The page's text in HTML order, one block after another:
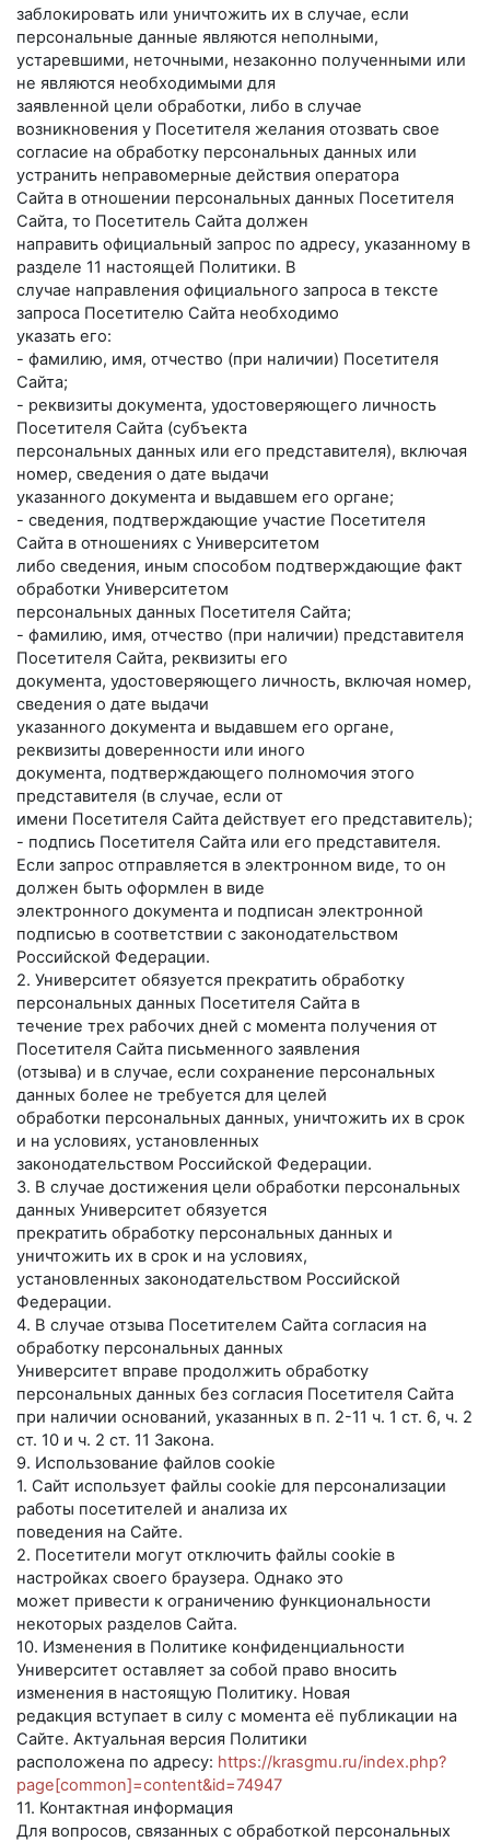
заблокировать или уничтожить их в случае, если
персональные данные являются неполными,
устаревшими, неточными, незаконно полученными или
не являются необходимыми для
заявленной цели обработки, либо в случае
возникновения у Посетителя желания отозвать свое
согласие на обработку персональных данных или
устранить неправомерные действия оператора
Сайта в отношении персональных данных Посетителя
Сайта, то Посетитель Сайта должен
направить официальный запрос по адресу, указанному в
разделе 11 настоящей Политики. В
случае направления официального запроса в тексте
запроса Посетителю Сайта необходимо
указать его:
- фамилию, имя, отчество (при наличии) Посетителя
Сайта;
- реквизиты документа, удостоверяющего личность
Посетителя Сайта (субъекта
персональных данных или его представителя), включая
номер, сведения о дате выдачи
указанного документа и выдавшем его органе;
- сведения, подтверждающие участие Посетителя
Сайта в отношениях с Университетом
либо сведения, иным способом подтверждающие факт
обработки Университетом
персональных данных Посетителя Сайта;
- фамилию, имя, отчество (при наличии) представителя
Посетителя Сайта, реквизиты его
документа, удостоверяющего личность, включая номер,
сведения о дате выдачи
указанного документа и выдавшем его органе,
реквизиты доверенности или иного
документа, подтверждающего полномочия этого
представителя (в случае, если от
имени Посетителя Сайта действует его представитель);
- подпись Посетителя Сайта или его представителя.
Если запрос отправляется в электронном виде, то он
должен быть оформлен в виде
электронного документа и подписан электронной
подписью в соответствии с законодательством
Российской Федерации.
2. Университет обязуется прекратить обработку
персональных данных Посетителя Сайта в
течение трех рабочих дней с момента получения от
Посетителя Сайта письменного заявления
(отзыва) и в случае, если сохранение персональных
данных более не требуется для целей
обработки персональных данных, уничтожить их в срок
и на условиях, установленных
законодательством Российской Федерации.
3. В случае достижения цели обработки персональных
данных Университет обязуется
прекратить обработку персональных данных и
уничтожить их в срок и на условиях,
установленных законодательством Российской
Федерации.
4. В случае отзыва Посетителем Сайта согласия на
обработку персональных данных
Университет вправе продолжить обработку
персональных данных без согласия Посетителя Сайта
при наличии оснований, указанных в п. 2-11 ч. 1 ст. 6, ч. 2
ст. 10 и ч. 2 ст. 11 Закона.
9. Использование файлов cookie
1. Сайт использует файлы cookie для персонализации
работы посетителей и анализа их
поведения на Сайте.
2. Посетители могут отключить файлы cookie в
настройках своего браузера. Однако это
может привести к ограничению функциональности
некоторых разделов Сайта.
10. Изменения в Политике конфиденциальности
Университет оставляет за собой право вносить
изменения в настоящую Политику. Новая
редакция вступает в силу с момента её публикации на
Сайте. Актуальная версия Политики
расположена по адресу: https://krasgmu.ru/index.php?
page[common]=content&id=74947
11. Контактная информация
Для вопросов, связанных с обработкой персональных